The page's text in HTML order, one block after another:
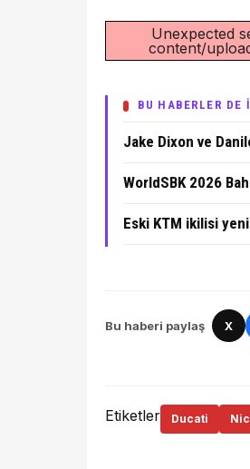
Unexpected
content/
BU HABERLER
Jake Dixon ve
WorldSBK 2026
Eski KTM ikilisi
Bu haberi paylaş X
Etiketler Ducati